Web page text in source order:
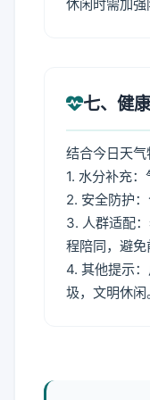
休闲时需加强
七、健
结合今日天气
1. 水分补充
2. 安全防护
3. 人群适配
程陪同，避免
4. 其他提示
圾，文明休闲